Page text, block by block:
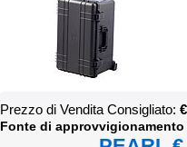
Prez­zo di Ven­di­ta Con­si­glia­to:
Fon­te di ap­prov­vi­gio­na­men­to